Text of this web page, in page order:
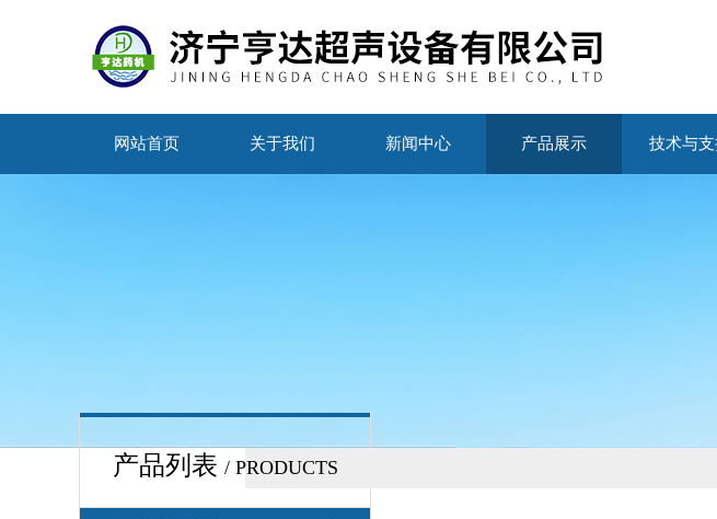
网站首页 关于我们 新闻中心 产品展示 技术与
产品列表 / PRODUCTS